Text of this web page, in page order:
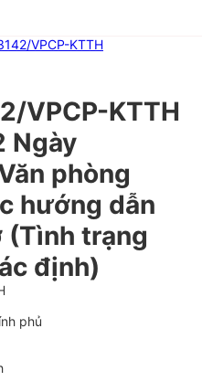
VPCP-KTTH
VPCP-KTTH
Ngày
phòng
hướng dẫn
(Tình trạng
định)
phủ